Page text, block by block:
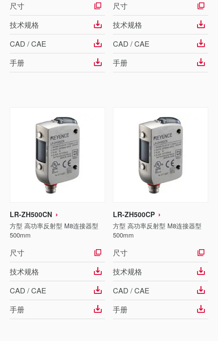
尺寸
技术规格
CAD / CAE
手册
尺寸
技术规格
CAD / CAE
手册
LR-ZH500CN
方型 高功率反射型 M8连接器型
500mm
尺寸
技术规格
CAD / CAE
手册
LR-ZH500CP
方型 高功率反射型 M8连接器型
500mm
尺寸
技术规格
CAD / CAE
手册